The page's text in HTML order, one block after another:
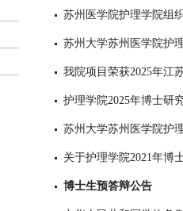
苏州医学院护理学院组
苏州大学苏州医学院护
我院项目荣获2025年江
护理学院2025年博士研
苏州大学苏州医学院护
关于护理学院2021年博
博士生预答辩公告